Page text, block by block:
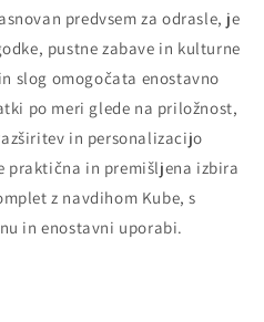
predvsem za odrasle, je
pustne zabave in kulturne
slog omogočata enostavno
po meri glede na priložnost,
in personalizacijo
praktična in premišljena izbira
z navdihom Kube, s
in enostavni uporabi.